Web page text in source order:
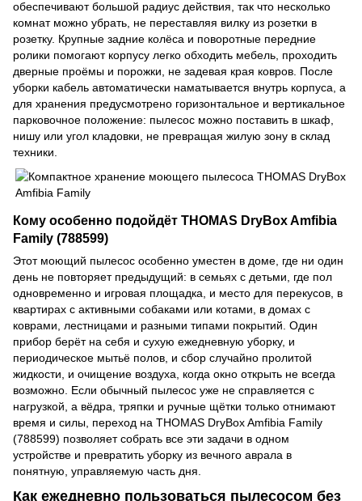
обеспечивают большой радиус действия, так что несколько
комнат можно убрать, не переставляя вилку из розетки в
розетку. Крупные задние колёса и поворотные передние
ролики помогают корпусу легко обходить мебель, проходить
дверные проёмы и порожки, не задевая края ковров. После
уборки кабель автоматически наматывается внутрь корпуса, а
для хранения предусмотрено горизонтальное и вертикальное
парковочное положение: пылесос можно поставить в шкаф,
нишу или угол кладовки, не превращая жилую зону в склад
техники.
Кому особенно подойдёт THOMAS DryBox Amfibia
Family (788599)
Этот моющий пылесос особенно уместен в доме, где ни один
день не повторяет предыдущий: в семьях с детьми, где пол
одновременно и игровая площадка, и место для перекусов, в
квартирах с активными собаками или котами, в домах с
коврами, лестницами и разными типами покрытий. Один
прибор берёт на себя и сухую ежедневную уборку, и
периодическое мытьё полов, и сбор случайно пролитой
жидкости, и очищение воздуха, когда окно открыть не всегда
возможно. Если обычный пылесос уже не справляется с
нагрузкой, а вёдра, тряпки и ручные щётки только отнимают
время и силы, переход на THOMAS DryBox Amfibia Family
(788599) позволяет собрать все эти задачи в одном
устройстве и превратить уборку из вечного аврала в
понятную, управляемую часть дня.
Как ежедневно пользоваться пылесосом без